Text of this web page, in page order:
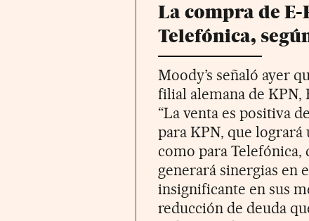
La compra de
Telefónica,
Moody’s señaló ayer
filial alemana de KPN,
“La venta es positiva
para KPN, que
como para
generará sinergias en
insignificante en sus
reducción de deuda